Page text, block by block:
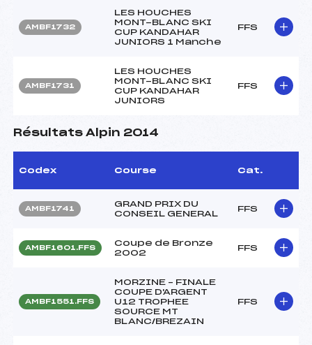
AMBF1732
LES HOUCHES
MONT-BLANC SKI
CUP KANDAHAR
JUNIORS 1 Manche
FFS
AMBF1731
LES HOUCHES
MONT-BLANC SKI
CUP KANDAHAR
JUNIORS
FFS
Résultats Alpin 2014
Codex Course Cat.
AMBF1741
GRAND PRIX DU
CONSEIL GENERAL
FFS
AMBF1601.FFS
Coupe de Bronze
2002
FFS
AMBF1551.FFS
MORZINE – FINALE
COUPE D'ARGENT
U12 TROPHEE
SOURCE MT
BLANC/BREZAIN
FFS